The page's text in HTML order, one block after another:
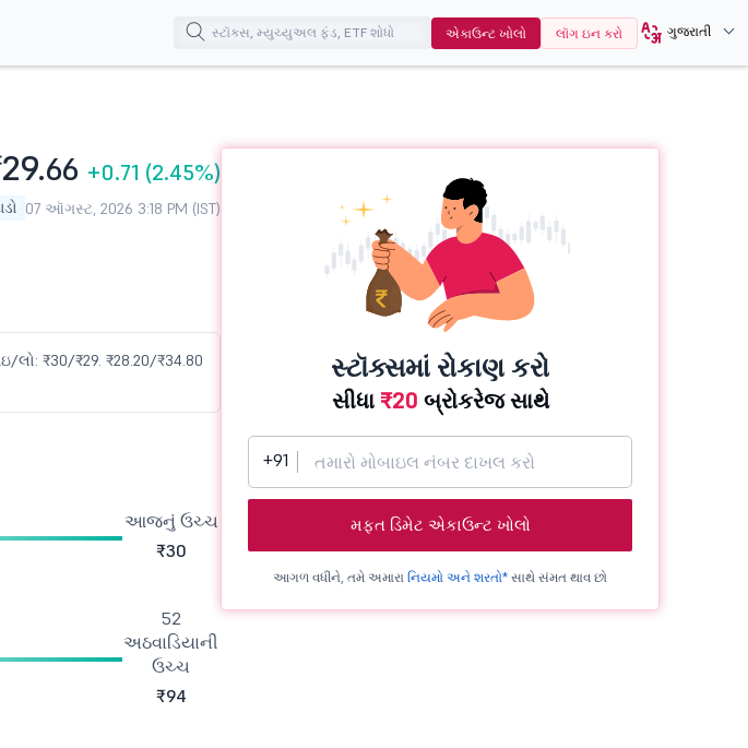
એકાઉન્ટ ખોલો લૉગ ઇન કરો ગુજરાતી
66 +0.71 (2.45%)
07 ઑગસ્ટ, 2026 3:18 PM (IST)
લો: ₹30/₹29. ₹28.20/₹34.80
આજનું ઉચ્ચ
₹30
52
અઠવાડિયાની
ઉચ્ચ
₹94
સ્ટૉક્સમાં રોકાણ કરો
સીધા ₹20 બ્રોકરેજ સાથે
+91
મફત ડિમેટ એકાઉન્ટ ખોલો
આગળ વધીને, તમે અમારા નિયમો અને શરતો* સાથે સંમત થાવ છો